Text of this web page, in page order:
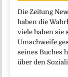
Die Zeitung
haben die
viele haben sie
Umschweife
seines Buches
über den